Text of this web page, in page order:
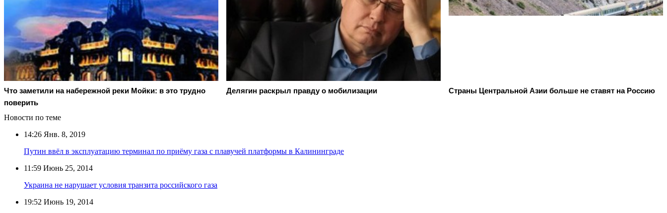
Что заметили на набережной реки Мойки: в это трудно
поверить
Делягин раскрыл правду о мобилизации Страны Центральной Азии больше не ставят на Россию
Новости по теме
14:26 Янв. 8, 2019
Путин ввёл в эксплуатацию терминал по приёму газа с плавучей платформы в Калининграде
11:59 Июнь 25, 2014
Украина не нарушает условия транзита российского газа
19:52 Июнь 19, 2014